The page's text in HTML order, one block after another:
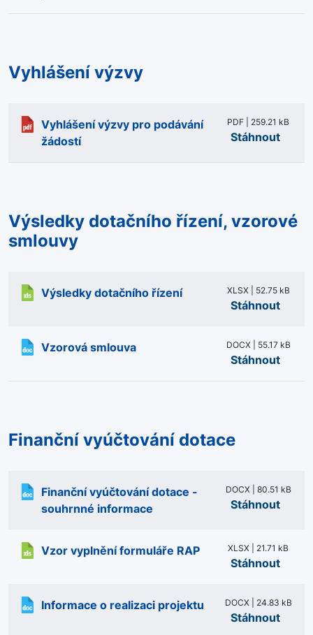
Vyhlášení výzvy
Vyhlášení výzvy pro podávání
žádostí
PDF | 259.21 kB
Stáhnout
Výsledky dotačního řízení, vzorové
smlouvy
Výsledky dotačního řízení XLSX | 52.75 kB
Stáhnout
Vzorová smlouva DOCX | 55.17 kB
Stáhnout
Finanční vyúčtování dotace
Finanční vyúčtování dotace -
souhrnné informace
DOCX | 80.51 kB
Stáhnout
Vzor vyplnění formuláře RAP XLSX | 21.71 kB
Stáhnout
Informace o realizaci projektu DOCX | 24.83 kB
Stáhnout